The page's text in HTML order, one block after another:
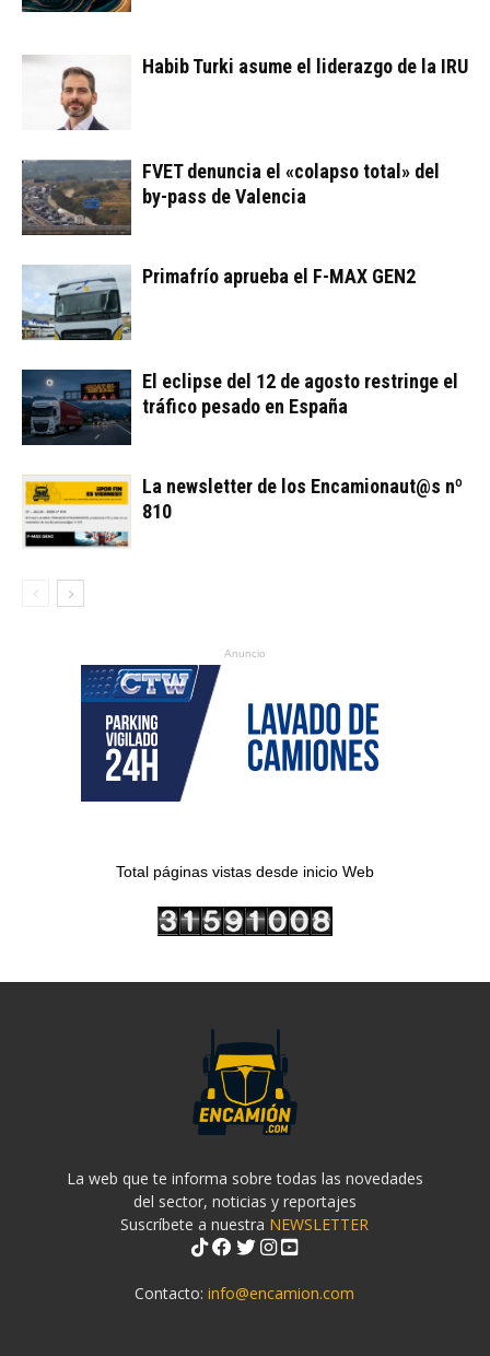
Habib Turki asume el liderazgo de la IRU
FVET denuncia el «colapso total» del
by-pass de Valencia
Primafrío aprueba el F-MAX GEN2
El eclipse del 12 de agosto restringe el
tráfico pesado en España
La newsletter de los Encamionaut@s nº
810
Anuncio
Total páginas vistas desde inicio Web
La web que te informa sobre todas las novedades
del sector, noticias y reportajes
Suscríbete a nuestra NEWSLETTER
Contacto:info@encamion.com